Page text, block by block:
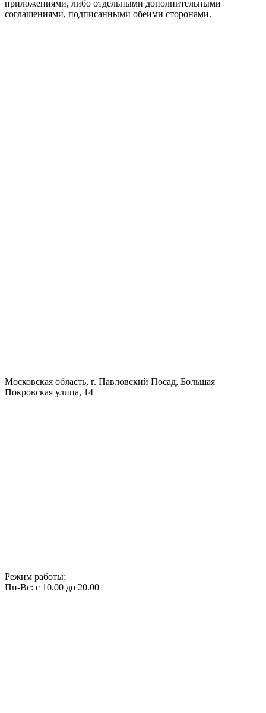
приложениями, либо отдельными дополнительными
соглашениями, подписанными обеими сторонами.
Московская область, г. Павловский Посад, Большая
Покровская улица, 14
Режим работы:
Пн-Вс: с 10.00 до 20.00